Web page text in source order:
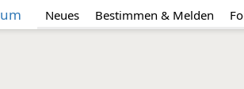
Neues Bestimmen & Melden